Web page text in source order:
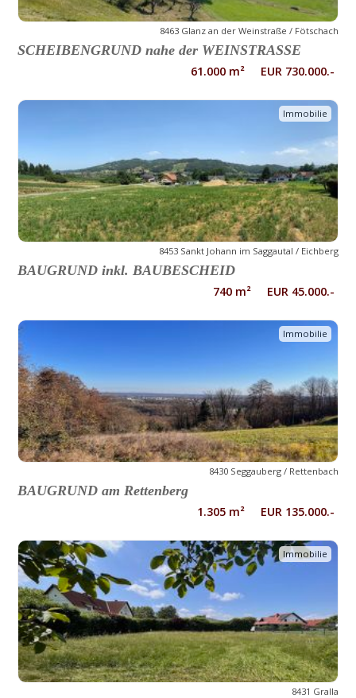
8463 Glanz an der Weinstraße / Fötschach
SCHEIBENGRUND nahe der WEINSTRASSE
61.000 m² EUR 730.000.-
Immobilie
8453 Sankt Johann im Saggautal / Eichberg
BAUGRUND inkl. BAUBESCHEID
740 m² EUR 45.000.-
Immobilie
8430 Seggauberg / Rettenbach
BAUGRUND am Rettenberg
1.305 m² EUR 135.000.-
Immobilie
8431 Gralla